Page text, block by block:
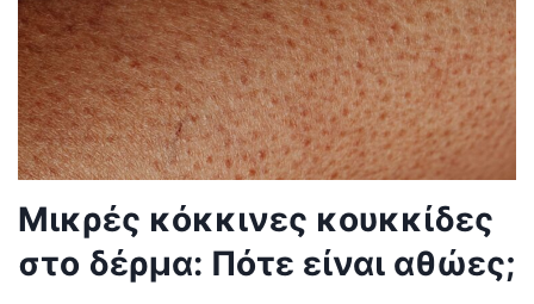
Μικρές κόκκινες κουκκίδες
στο δέρμα: Πότε είναι αθώες;